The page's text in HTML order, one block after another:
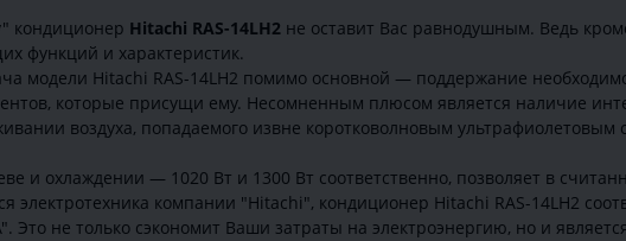
кондиционер Hitachi RAS-14LH2 не оставит Вас равнодушным. Ведь
функций и характеристик.
модели Hitachi RAS-14LH2 помимо основной — поддержание
которые присущи ему. Несомненным плюсом является наличие
воздуха, попадаемого извне коротковолновым ультрафиолетовым
и охлаждении — 1020 Вт и 1300 Вт соответственно, позволяет в
компании "Hitachi", кондиционер Hitachi RAS-14LH2
Это не только сэкономит Ваши затраты на электроэнергию, но и